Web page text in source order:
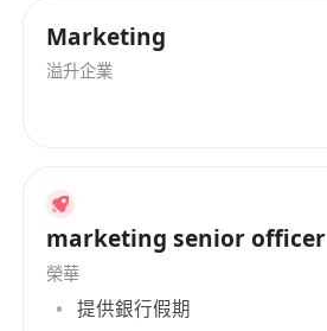
Marketing
溢升企業
marketing senior officer
榮華
提供銀行假期